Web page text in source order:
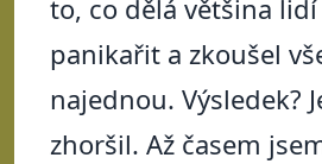
to, co dělá většina lidí
panikařit a zkoušel
najednou. Výsledek?
zhoršil. Až časem